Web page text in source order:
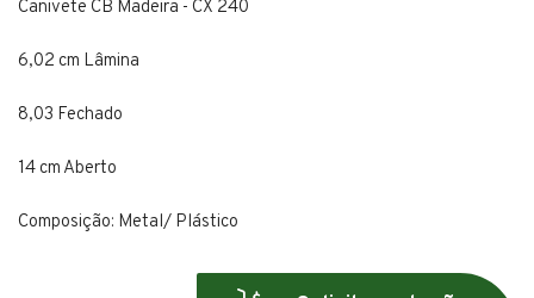
Canivete CB Madeira - CX 240
6,02 cm Lâmina
8,03 Fechado
14 cm Aberto
Composição: Metal/ Plástico